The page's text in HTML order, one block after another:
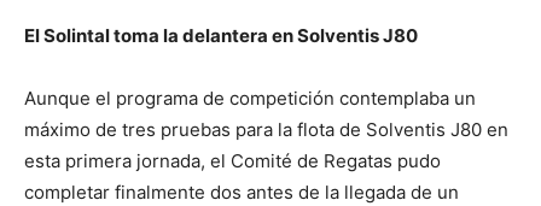
El Solintal toma la delantera en Solventis J80
Aunque el programa de competición contemplaba un
máximo de tres pruebas para la flota de Solventis J80 en
esta primera jornada, el Comité de Regatas pudo
completar finalmente dos antes de la llegada de un